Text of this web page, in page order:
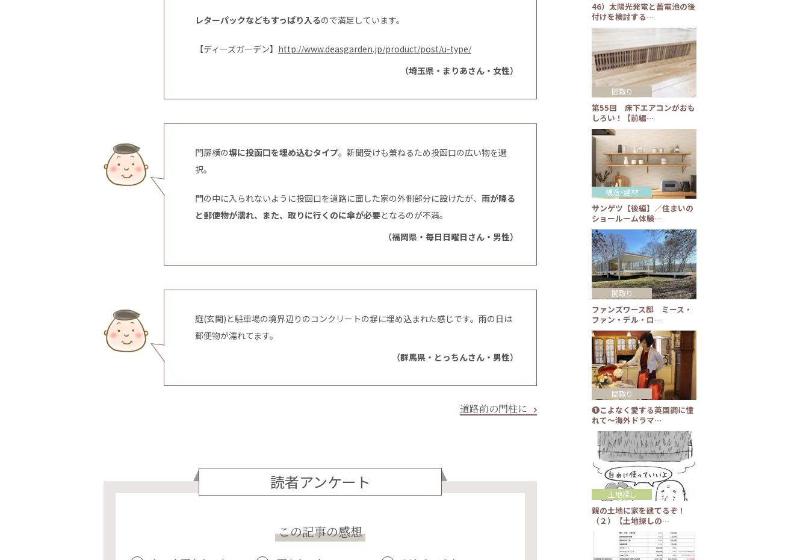
レターパックなどもすっぱり入るので満足しています。
【ディーズガーデン】 http://www.deasgarden.jp/product/post/u-type/
（埼玉県・まりあさん・女性）
門扉横の塀に投函口を埋め込むタイプ。新聞受けも兼ねるため投函口の広い物を選
択。
門の中に入られないように投函口を道路に面した家の外側部分に設けたが、 雨が降る
と郵便物が濡れ、また、取りに行くのに傘が必要となるのが不満。
（福岡県・毎日日曜日さん・男性）
庭(玄関)と駐車場の境界辺りのコンクリートの塀に埋め込まれた感じです。雨の日は
郵便物が濡れてます。
（群馬県・とっちんさん・男性）
道路前の門柱に
読者アンケート
この記事の感想
46）太陽光発電と蓄電池の後
付けを検討する…
第55回 床下エアコンがおも
しろい！【前編…
間取り
サンゲツ【後編】／住まいの
ショールーム体験…
構造・建材
ファンズワース邸 ミース・
ファン・デル・ロ…
間取り
❶こよなく愛する英国調に憧
れて～海外ドラマ…
間取り
親の土地に家を建てるぞ！
（２）【土地探しの…
土地探し